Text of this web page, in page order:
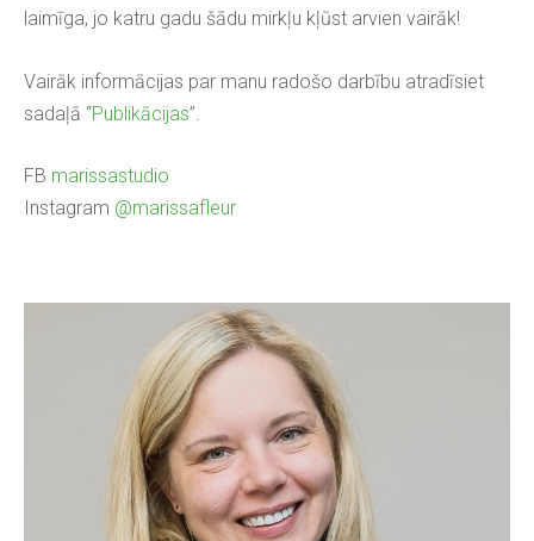
laimīga, jo katru gadu šādu mirkļu kļūst arvien vairāk!
Vairāk informācijas par manu radošo darbību atradīsiet
sadaļā “Publikācijas”.
FB marissastudio
Instagram @marissafleur